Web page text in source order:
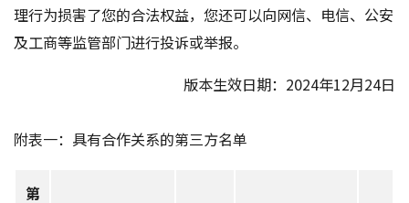
理行为损害了您的合法权益，您还可以向网信、电信、公安
及工商等监管部门进行投诉或举报。
版本生效日期：2024年12月24日
附表一：具有合作关系的第三方名单
第